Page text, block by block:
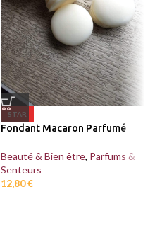
STAR
Fondant Macaron Parfumé
Beauté & Bien être, Parfums &
Senteurs
12,80€